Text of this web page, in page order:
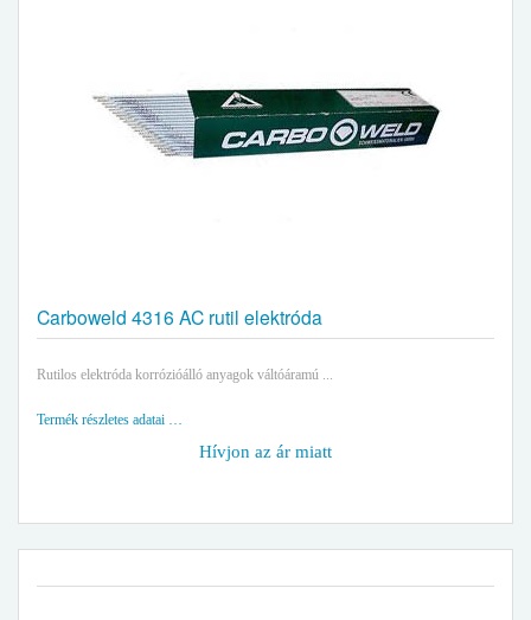
Carboweld 4316 AC rutil elektróda
Rutilos elektróda korrózióálló anyagok váltóáramú ...
Termék részletes adatai …
Hívjon az ár miatt